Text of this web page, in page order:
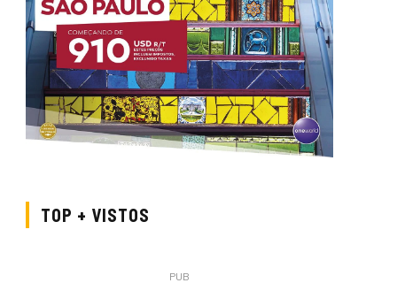
TOP + VISTOS
PUB